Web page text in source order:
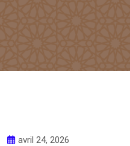
avril 24, 2026